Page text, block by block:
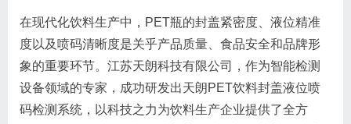
在现代化饮料生产中，PET瓶的封盖紧密度、液位精准
度以及喷码清晰度是关乎产品质量、食品安全和品牌形
象的重要环节。江苏天朗科技有限公司，作为智能检测
设备领域的专家，成功研发出天朗PET饮料封盖液位喷
码检测系统，以科技之力为饮料生产企业提供了全方